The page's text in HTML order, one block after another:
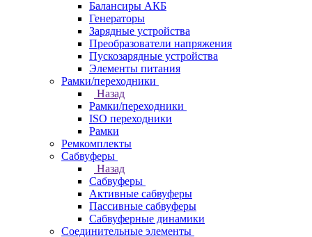
Балансиры АКБ
Генераторы
Зарядные устройства
Преобразователи напряжения
Пускозарядные устройства
Элементы питания
Рамки/переходники
Назад
Рамки/переходники
ISO переходники
Рамки
Ремкомплекты
Сабвуферы
Назад
Сабвуферы
Активные сабвуферы
Пассивные сабвуферы
Сабвуферные динамики
Соединительные элементы